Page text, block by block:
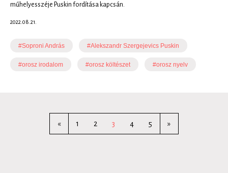
műhelyesszéje Puskin fordítása kapcsán.
2022.08.21.
#Soproni András #Alekszandr Szergejevics Puskin
#orosz irodalom #orosz költészet #orosz nyelv
« 1 2 3 4 5 »